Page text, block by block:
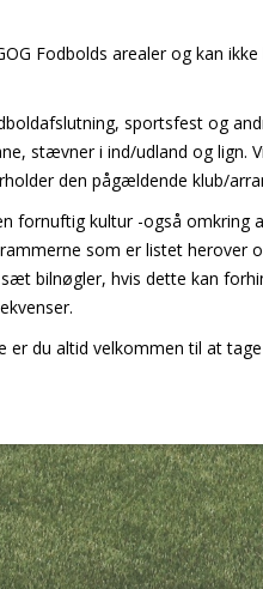
Fodbolds arealer og kan
sportsfest og
stævner i ind/udland og lign.
den pågældende klub/
fornuftig kultur -også omkring
som er listet herover
bilnøgler, hvis dette kan
er du altid velkommen til at